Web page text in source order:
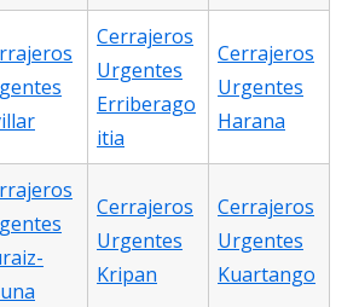
Cerrajeros
Urgentes
Erriberago
itia
Cerrajeros
Urgentes
Harana
Cerrajeros
Urgentes
Kripan
Cerrajeros
Urgentes
Kuartango